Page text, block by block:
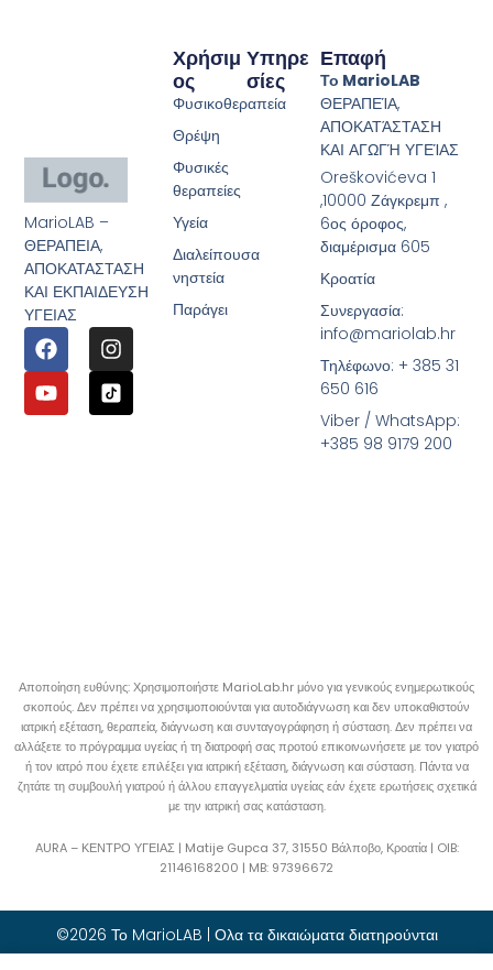
MarioLAB –
ΘΕΡΑΠΕΙΑ,
ΑΠΟΚΑΤΑΣΤΑΣΗ
ΚΑΙ ΕΚΠΑΙΔΕΥΣΗ
ΥΓΕΙΑΣ
Υπηρε
Σίες
Χρήσιμ
Ος
Φυσικοθεραπεία
Θρέψη
Φυσικές
θεραπείες
Υγεία
Διαλείπουσα
νηστεία
Παράγει
Επαφή
Το MarioLAB
ΘΕΡΑΠΕΊΑ,
ΑΠΟΚΑΤΆΣΤΑΣΗ
ΚΑΙ ΑΓΩΓΉ ΥΓΕΊΑΣ
Oreškovićeva 1
,10000 Ζάγκρεμπ ,
6ος όροφος,
διαμέρισμα 605
Κροατία
Συνεργασία:
info@mariolab.hr
Τηλέφωνο: + 385 31
650 616
Viber / WhatsApp:
+385 98 9179 200
Αποποίηση ευθύνης: Χρησιμοποιήστε MarioLab.hr μόνο για γενικούς ενημερωτικούς
σκοπούς. Δεν πρέπει να χρησιμοποιούνται για αυτοδιάγνωση και δεν υποκαθιστούν
ιατρική εξέταση, θεραπεία, διάγνωση και συνταγογράφηση ή σύσταση. Δεν πρέπει να
αλλάξετε το πρόγραμμα υγείας ή τη διατροφή σας προτού επικοινωνήσετε με τον γιατρό
ή τον ιατρό που έχετε επιλέξει για ιατρική εξέταση, διάγνωση και σύσταση. Πάντα να
ζητάτε τη συμβουλή γιατρού ή άλλου επαγγελματία υγείας εάν έχετε ερωτήσεις σχετικά
με την ιατρική σας κατάσταση.
AURA – ΚΕΝΤΡΟ ΥΓΕΙΑΣ | Matije Gupca 37, 31550 Βάλποβο, Κροατία | OIB:
21146168200 | MB: 97396672
©2026 Το MarioLAB | Ολα τα δικαιώματα διατηρούνται